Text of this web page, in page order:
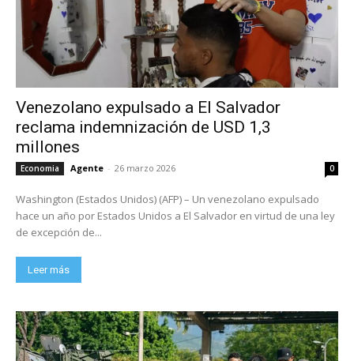
Venezolano expulsado a El Salvador
reclama indemnización de USD 1,3
millones
Economia Agente - 26 marzo 2026 0
Washington (Estados Unidos) (AFP) – Un venezolano expulsado
hace un año por Estados Unidos a El Salvador en virtud de una ley
de excepción de...
Leer más